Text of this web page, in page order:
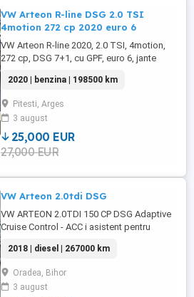
VW Arteon R-line DSG 2.0 TSI
4motion 272 cp 2020 euro 6
VW Arteon R-line 2020, 2.0 TSI, 4motion,
272 cp, DSG 7+1, cu GPF, euro 6, jante
dotări: Keyless go keyless entry Faruri
adaptive cu funcție Matrix Suspensie
adaptiva cu 5 moduri de condus Digital
cokcpit Priza 220V Încărcare wireless pt
telefon Haion electric Trapa Sistem ...
2020 | benzina | 198500 km
Pitesti, Arges
3 august
25,000 EUR
27,000 EUR
VW Arteon 2.0tdi DSG
VW ARTEON 2.0TDI 150 CP DSG Adaptive
Cruise Control - ACC i asistent pentru
de rulare in functie de ceilalti participanti
la trafic Aer conditionat automat Air Care
Airbag cortina fata spate inclusiv Airbag
frontal sofer si pasager cu Anvelope
2018 | diesel | 267000 km
Oradea, Bihor
3 august